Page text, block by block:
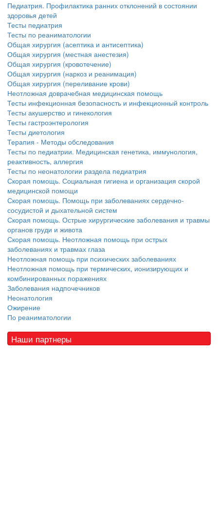
Педиатрия. Профилактика ранних отклонений в состоянии
здоровья детей
Тесты педиатрия
Тесты по реаниматологии
Общая хирургия (асептика и антисептика)
Общая хирургия (местная анестезия)
Общая хирургия (кровотечение)
Общая хирургия (наркоз и реанимация)
Общая хирургия (переливание крови)
Неотложная доврачебная медицинская помощь
Тесты инфекционная безопасность и инфекционный контроль
Тесты акушерство и гинекология
Тесты гастроэнтерология
Тесты диетология
Терапия - Методы обследования
Тесты по педиатрии. Медицинская генетика, иммунология,
реактивность, аллергия
Тесты по неонатологии раздела педиатрия
Скорая помощь. Социальная гигиена и организация скорой
медицинской помощи
Скорая помощь. Помощь при заболеваниях сердечно-
сосудистой и дыхательной систем
Скорая помощь. Острые хирургические заболевания и травмы
органов груди и живота
Скорая помощь. Неотложная помощь при острых
заболеваниях и травмах глаза
Неотложная помощь при психических заболеваниях
Неотложная помощь при термических, ионизирующих и
комбинированных поражениях
Заболевания надпочечников
Неонатология
Ожирение
По реаниматологии
Наши партнеры